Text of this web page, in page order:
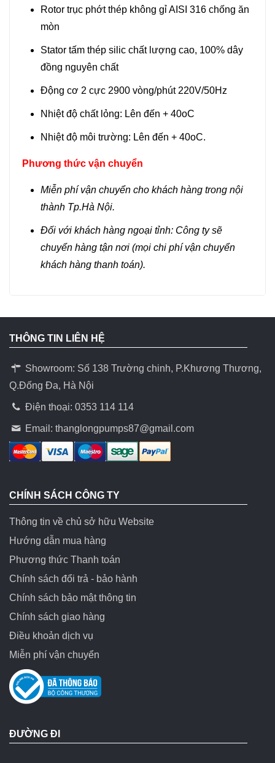
Rotor trục phớt thép không gỉ AISI 316 chống ăn
mòn
Stator tấm thép silic chất lượng cao, 100% dây
đồng nguyên chất
Động cơ 2 cực 2900 vòng/phút 220V/50Hz
Nhiệt độ chất lỏng: Lên đến + 40oC
Nhiệt độ môi trường: Lên đến + 40oC.
Phương thức vận chuyển
Miễn phí vận chuyển cho khách hàng trong nội
thành Tp.Hà Nội.
Đối với khách hàng ngoại tỉnh: Công ty sẽ
chuyển hàng tận nơi (mọi chi phí vận chuyển
khách hàng thanh toán).
THÔNG TIN LIÊN HỆ
Showroom: Số 138 Trường chinh, P.Khương Thương,
Q.Đống Đa, Hà Nội
Điện thoại: 0353 114 114
Email:thanglongpumps87@gmail.com
CHÍNH SÁCH CÔNG TY
Thông tin về chủ sở hữu Website
Hướng dẫn mua hàng
Phương thức Thanh toán
Chính sách đổi trả - bảo hành
Chính sách bảo mật thông tin
Chính sách giao hàng
Điều khoản dịch vụ
Miễn phí vận chuyển
ĐƯỜNG ĐI